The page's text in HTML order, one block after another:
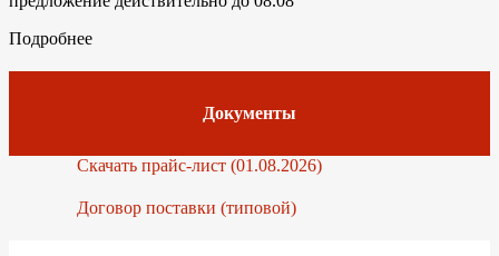
Подробнее
Документы
Скачать прайс-лист (01.08.2026)
Договор поставки (типовой)